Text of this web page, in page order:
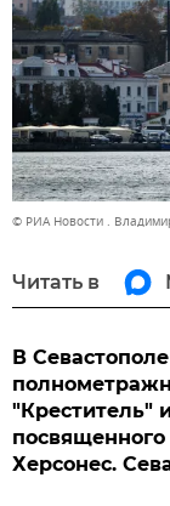
© РИА Новости .
Читать в
В
"Креститель"
Херсонес.